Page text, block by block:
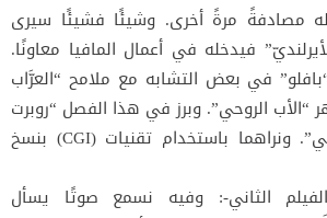
مصادفةً مرةً أخرى. وشيئًا فشيئًا سيرى
فيدخله في أعمال المافيا معاونًا.
في بعض التشابه مع ملامح “العرَّاب
“الأب الروحي”. وبرز في هذا الفصل “روبرت
دي نيرو”، و”جو بيشي”. ونراهما باستخدام تقنيات (CGI) بنسخ
الثاني-: وفيه نسمع صوتًا يسأل